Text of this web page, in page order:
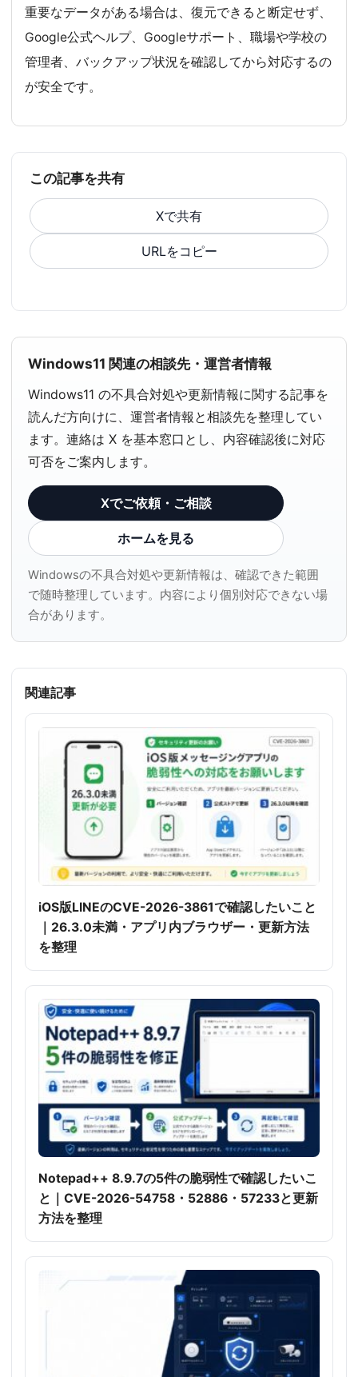
重要なデータがある場合は、復元できると断定せず、
Google公式ヘルプ、Googleサポート、職場や学校の
管理者、バックアップ状況を確認してから対応するの
が安全です。
この記事を共有
Xで共有
URLをコピー
Windows11 関連の相談先・運営者情報
Windows11 の不具合対処や更新情報に関する記事を
読んだ方向けに、運営者情報と相談先を整理してい
ます。連絡は X を基本窓口とし、内容確認後に対応
可否をご案内します。
Xでご依頼・ご相談
ホームを見る
Windowsの不具合対処や更新情報は、確認できた範囲
で随時整理しています。内容により個別対応できない場
合があります。
関連記事
iOS版LINEのCVE-2026-3861で確認したいこと
｜26.3.0未満・アプリ内ブラウザー・更新方法
を整理
Notepad++ 8.9.7の5件の脆弱性で確認したいこ
と｜CVE-2026-54758・52886・57233と更新
方法を整理